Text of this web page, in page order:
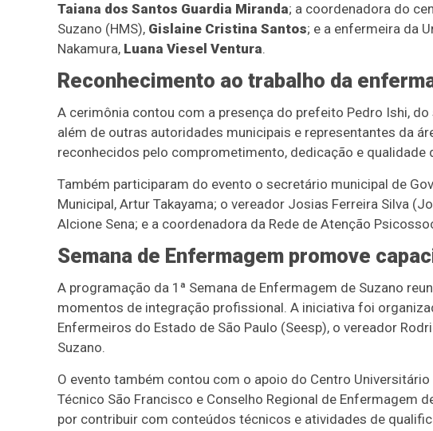
Taiana dos Santos Guardia Miranda; a coordenadora do
Suzano (HMS), Gislaine Cristina Santos; e a enfermeira da
Nakamura, Luana Viesel Ventura.
Reconhecimento ao trabalho da
A cerimônia contou com a presença do prefeito Pedro Ishi,
além de outras autoridades municipais e representantes da
reconhecidos pelo comprometimento, dedicação e
Também participaram do evento o secretário municipal de
Municipal, Artur Takayama; o vereador Josias Ferreira Silva
Alcione Sena; e a coordenadora da Rede de Atenção
Semana de Enfermagem promove
A programação da 1ª Semana de Enfermagem de Suzano
momentos de integração profissional. A iniciativa foi
Enfermeiros do Estado de São Paulo (Seesp), o vereador
Suzano.
O evento também contou com o apoio do Centro
Técnico São Francisco e Conselho Regional de Enfermagem
por contribuir com conteúdos técnicos e atividades de